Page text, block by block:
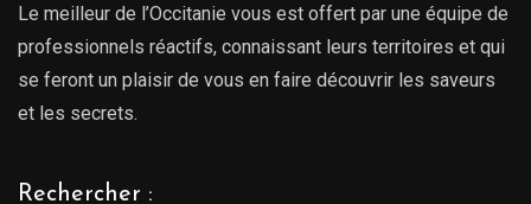
Le meilleur de l’Occitanie vous est offert par une équipe de
professionnels réactifs, connaissant leurs territoires et qui
se feront un plaisir de vous en faire découvrir les saveurs
et les secrets.
Rechercher :